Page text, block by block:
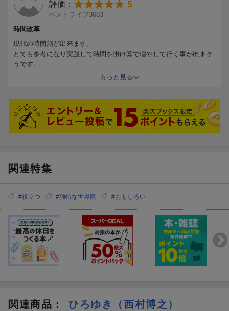
評価： 5
ベストライフ3683
時間改革
現代の時間割が出来ます。
とても参考になり実践して時間を掛け算で増やして行く事が出来そ
うです。
もっと見る
関連特集
#役立つ #独特な世界観 #おもしろい
関連商品 ： ひろゆき（西村博之）